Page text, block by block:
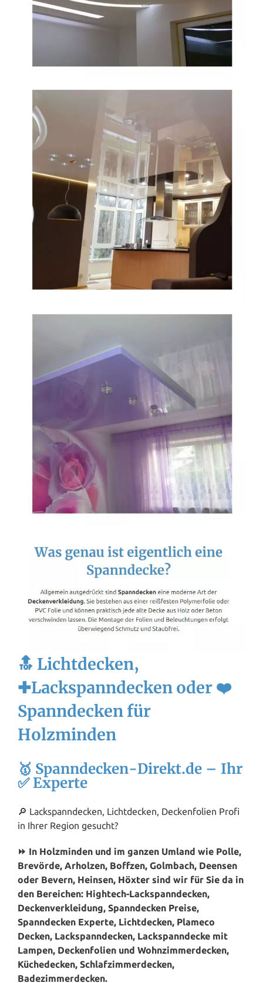
🔝 Lichtdecken,
✚Lackspanndecken oder ❤️
Spanndecken für
Holzminden
🥇 Spanndecken-Direkt.de – Ihr
✅ Experte
🔎 Lackspanndecken, Lichtdecken, Deckenfolien Profi
in Ihrer Region gesucht?
⏩ In Holzminden und im ganzen Umland wie Polle,
Brevörde, Arholzen, Boffzen, Golmbach, Deensen
oder Bevern, Heinsen, Höxter sind wir für Sie da in
den Bereichen: Hightech-Lackspanndecken,
Deckenverkleidung, Spanndecken Preise,
Spanndecken Experte, Lichtdecken, Plameco
Decken, Lackspanndecken, Lackspanndecke mit
Lampen, Deckenfolien und Wohnzimmerdecken,
Küchedecken, Schlafzimmerdecken,
Badezimmerdecken.